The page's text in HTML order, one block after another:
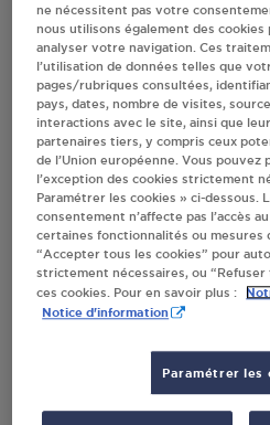
Villes
STATION CONTACT
PONT
ZAC LA POULASSE
AVENUE DE LION
83210SOLLIES PONT
S'Y
345 ROUTE NATIONALE 97
SOLLIES PONT
ne nécessitent pas votre
nous utilisons également des cookies
analyser votre navigation. Ces
l’utilisation de données telles que
pages/rubriques consultées,
pays, dates, nombre de visites,
interactions avec le site, ainsi que
partenaires tiers, y compris ceux
de l’Union européenne. Vous pouvez
l’exception des cookies strictement
Paramétrer les cookies » ci-
consentement n’affecte pas l’accès
certaines fonctionnalités ou mesures
“Accepter tous les cookies” pour
strictement nécessaires, ou
ces cookies. Pour en savoir plus :
Notice d'information
Paramétrer les